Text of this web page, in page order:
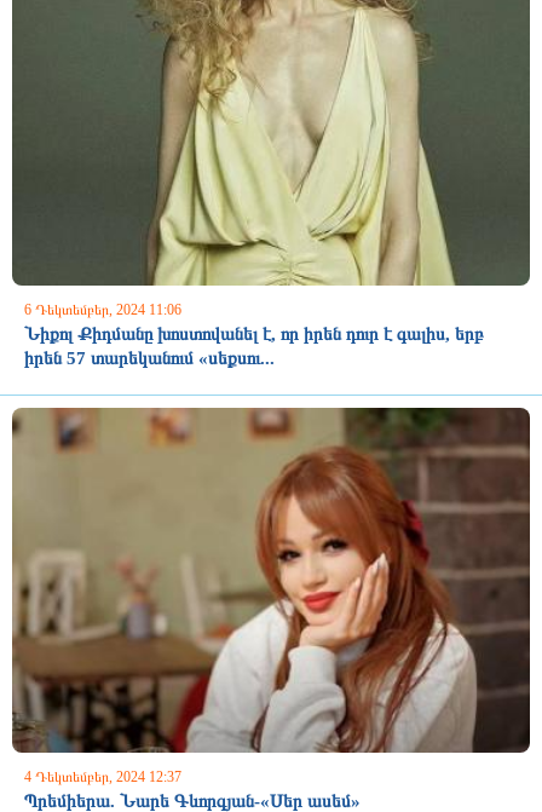
6 Դեկտեմբեր, 2024 11:06
Նիքոլ Քիդմանը խոստովանել է, որ իրեն դուր է գալիս, երբ
իրեն 57 տարեկանում «սեքսու...
4 Դեկտեմբեր, 2024 12:37
Պրեմիերա. Նարե Գևորգյան-«Սեր ասեմ»